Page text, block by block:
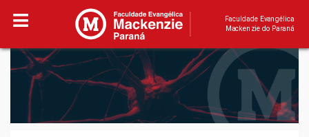
Faculdade Evangélica
Mackenzie do Paraná